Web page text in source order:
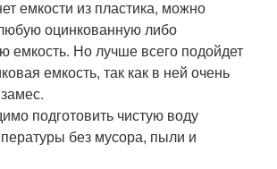
емкости из пластика, можно
оцинкованную либо
емкость. Но лучше всего подойдет
емкость, так как в ней очень
подготовить чистую воду
без мусора, пыли и